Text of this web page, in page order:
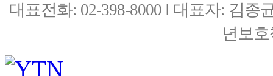
대표전화: 02-398-8000 l 대표자: 김종
년보